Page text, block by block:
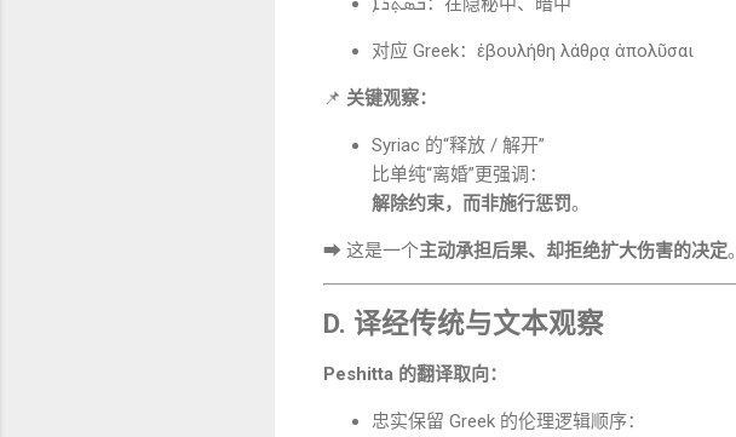
对应 Greek：ἐβουλήθη λάθρᾳ ἀπολῦσαι
📌 关键观察：
Syriac 的“释放 / 解开”
比单纯“离婚”更强调：
解除约束，而非施行惩罚。
➡ 这是一个主动承担后果、却拒绝扩大伤害的决定。
D. 译经传统与文本观察
Peshitta 的翻译取向：
忠实保留 Greek 的伦理逻辑顺序：